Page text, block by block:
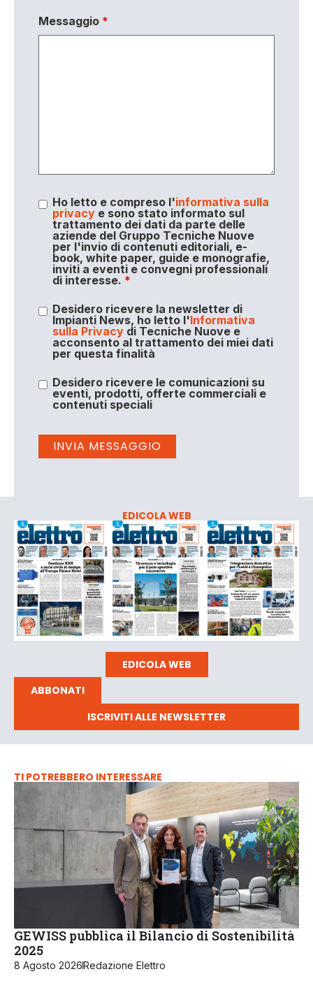
Messaggio *
Ho letto e compreso l'informativa sulla
privacye sono stato informato sul
trattamento dei dati da parte delle
aziende del Gruppo Tecniche Nuove
per l'invio di contenuti editoriali, e-
book, white paper, guide e monografie,
inviti a eventi e convegni professionali
di interesse. *
Desidero ricevere la newsletter di
Impianti News, ho letto l'Informativa
sulla Privacydi Tecniche Nuove e
acconsento al trattamento dei miei dati
per questa finalità
Desidero ricevere le comunicazioni su
eventi, prodotti, offerte commerciali e
contenuti speciali
EDICOLA WEB
EDICOLA WEB
ABBONATI
ISCRIVITI ALLE NEWSLETTER
TI POTREBBERO INTERESSARE
GEWISS pubblica il Bilancio di Sostenibilità
2025
8 Agosto 2026Redazione Elettro